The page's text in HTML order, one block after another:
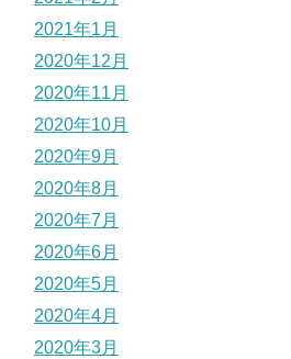
2021年1月
2020年12月
2020年11月
2020年10月
2020年9月
2020年8月
2020年7月
2020年6月
2020年5月
2020年4月
2020年3月